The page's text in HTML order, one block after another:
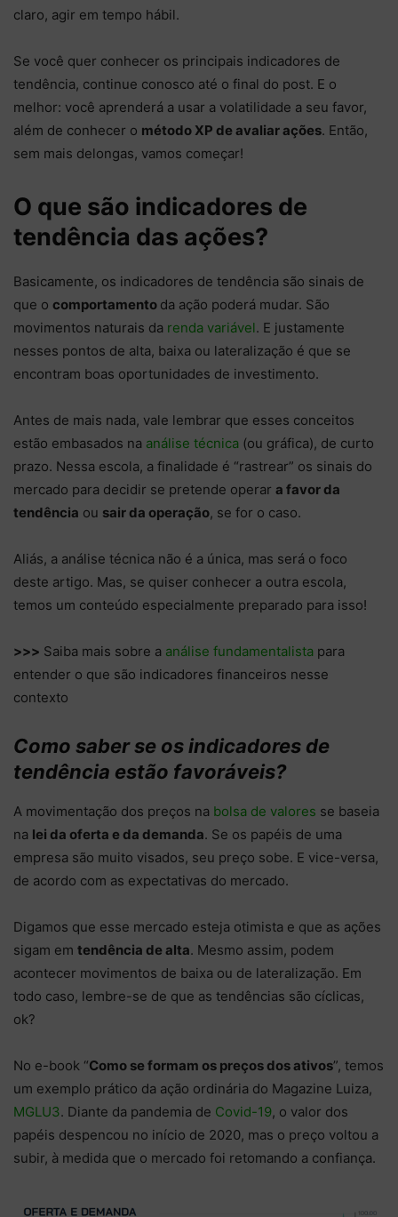
claro, agir em tempo hábil.
Se você quer conhecer os principais indicadores de
tendência, continue conosco até o final do post. E o
melhor: você aprenderá a usar a volatilidade a seu favor,
além de conhecer o método XP de avaliar ações. Então,
sem mais delongas, vamos começar!
O que são indicadores de
tendência das ações?
Basicamente, os indicadores de tendência são sinais de
que o comportamento da ação poderá mudar. São
movimentos naturais da renda variável. E justamente
nesses pontos de alta, baixa ou lateralização é que se
encontram boas oportunidades de investimento.
Antes de mais nada, vale lembrar que esses conceitos
estão embasados na análise técnica (ou gráfica), de curto
prazo. Nessa escola, a finalidade é “rastrear” os sinais do
mercado para decidir se pretende operar a favor da
tendência ou sair da operação, se for o caso.
Aliás, a análise técnica não é a única, mas será o foco
deste artigo. Mas, se quiser conhecer a outra escola,
temos um conteúdo especialmente preparado para isso!
>>> Saiba mais sobre a análise fundamentalista para
entender o que são indicadores financeiros nesse
contexto
Como saber se os indicadores de
tendência estão favoráveis?
A movimentação dos preços na bolsa de valores se baseia
na lei da oferta e da demanda. Se os papéis de uma
empresa são muito visados, seu preço sobe. E vice-versa,
de acordo com as expectativas do mercado.
Digamos que esse mercado esteja otimista e que as ações
sigam em tendência de alta. Mesmo assim, podem
acontecer movimentos de baixa ou de lateralização. Em
todo caso, lembre-se de que as tendências são cíclicas,
ok?
No e-book “Como se formam os preços dos ativos”, temos
um exemplo prático da ação ordinária do Magazine Luiza,
MGLU3. Diante da pandemia de Covid-19, o valor dos
papéis despencou no início de 2020, mas o preço voltou a
subir, à medida que o mercado foi retomando a confiança.